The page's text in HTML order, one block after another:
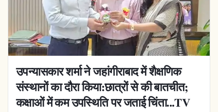
उपन्यासकार शर्मा ने जहांगीराबाद में शैक्षणिक
संस्थानों का दौरा किया:छात्रों से की बातचीत;
कक्षाओं में कम उपस्थिति पर जताई चिंता...TV